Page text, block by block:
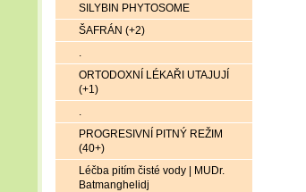
SILYBIN PHYTOSOME
ŠAFRÁN (+2)
.
ORTODOXNÍ LÉKAŘI UTAJUJÍ
(+1)
.
PROGRESIVNÍ PITNÝ REŽIM
(40+)
Léčba pitím čisté vody | MUDr.
Batmanghelidj